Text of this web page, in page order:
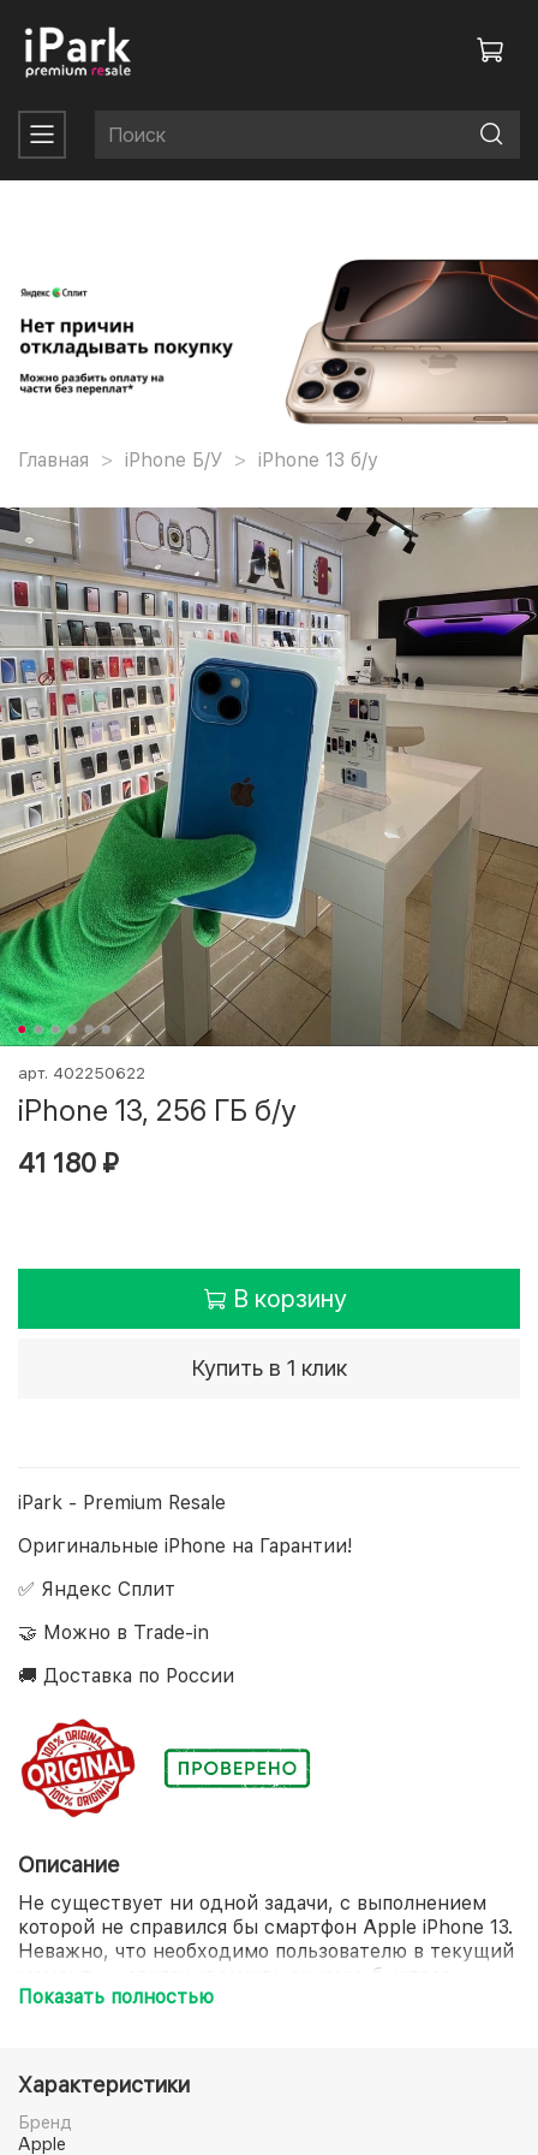
Главная iPhone Б/У iPhone 13 б/у
арт. 402250622
iPhone 13, 256 ГБ б/у
41 180 ₽
В корзину
Купить в 1 клик
iPark - Premium Resale
Оригинальные iPhone на Гарантии!
✅ Яндекс Сплит
🤝 Можно в Trade-in
🚚 Доставка по России
Описание
Не существует ни одной задачи, с выполнением
которой не справился бы смартфон Apple iPhone 13.
Неважно, что необходимо пользователю в текущий
момент – навигация между окнами, быстрая
загрузка приложений или мгновенная обработка
высокой производительностью на протяжении
всего дня. Создавайте яркие памятные снимки с
детальным отображением каждого элемента, а
вашей помощницей станет двойная основная
Показать полностью
Характеристики
Бренд
Apple